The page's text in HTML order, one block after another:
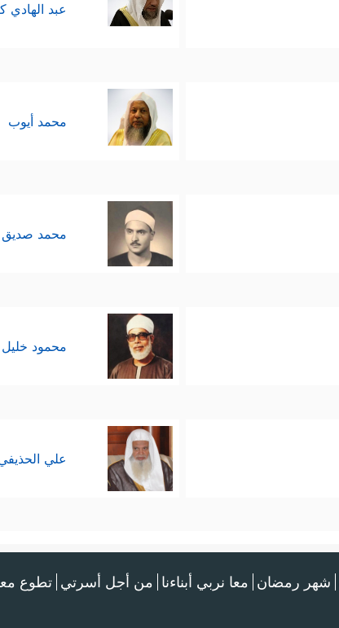
عبد الهادي
محمد أيوب
محمد صديق
محمود
علي
شهر رمضان معا نربي أبناءنا من أجل أسرتي تطوع